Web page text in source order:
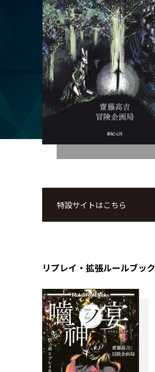
特設サイトはこちら
リプレイ・拡張ルールブック